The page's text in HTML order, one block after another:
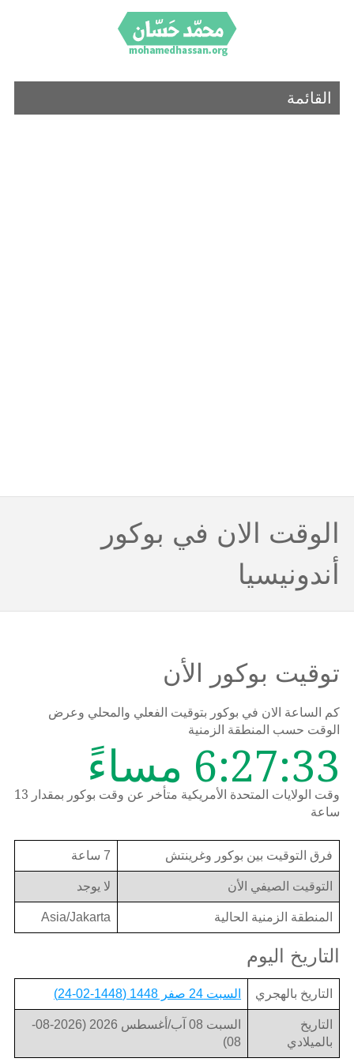
القائمة
الوقت الان في بوكور
أندونيسيا
توقيت بوكور الأن
كم الساعة الان في بوكور بتوقيت الفعلي والمحلي وعرض
الوقت حسب المنطقة الزمنية
6:27:33 مساءً
وقت الولايات المتحدة الأمريكية متأخر عن وقت بوكور بمقدار 13
ساعة
فرق التوقيت بين بوكور وغرينتش 7 ساعة
التوقيت الصيفي الأن لا يوجد
المنطقة الزمنية الحالية Asia/Jakarta
التاريخ اليوم
التاريخ بالهجري السبت 24 صفر 1448 (1448-02-24)
التاريخ
بالميلادي
السبت 08 آب/أغسطس 2026 (2026-08-
08)